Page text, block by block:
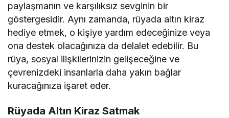
paylaşmanın ve karşılıksız sevginin bir
göstergesidir. Aynı zamanda, rüyada altın kiraz
hediye etmek, o kişiye yardım edeceğinize veya
ona destek olacağınıza da delalet edebilir. Bu
rüya, sosyal ilişkilerinizin gelişeceğine ve
çevrenizdeki insanlarla daha yakın bağlar
kuracağınıza işaret eder.
Rüyada Altın Kiraz Satmak